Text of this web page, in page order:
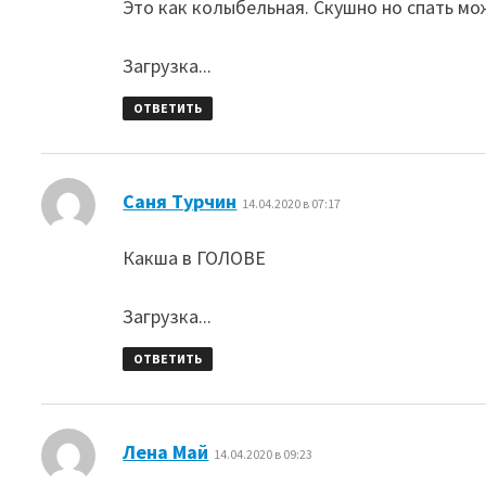
Это как колыбельная. Скушно но спать
Загрузка...
ОТВЕТИТЬ
Саня Турчин 14.04.2020 в 07:17
Какша в ГОЛОВЕ
Загрузка...
ОТВЕТИТЬ
Лена Май 14.04.2020 в 09:23